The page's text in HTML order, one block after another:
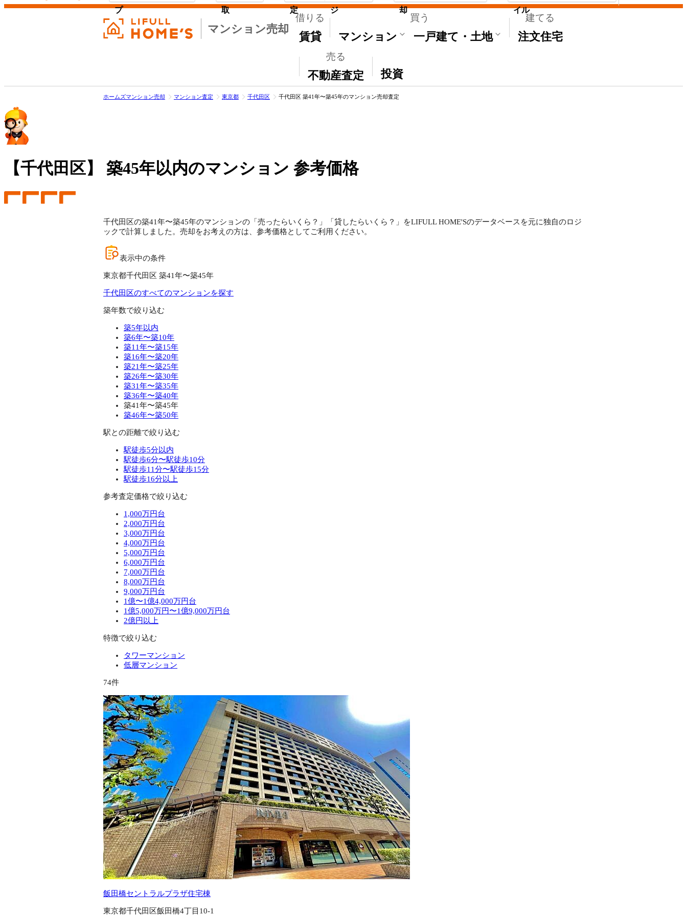
マンション売却
借りる
賃貸
買う
マンション 一戸建て・土地
建てる
注文住宅
売る
不動産査定
その他
投資
プ 取 定 ジ 却 イル
ホームズマンション売却 マンション査定 東京都 千代田区 千代田区 築41年〜築45年のマンション売却査定
【千代田区】 築45年以内のマンション 参考価格
千代田区の築41年〜築45年のマンションの「売ったらいくら？」「貸したらいくら？」をLIFULL HOME'Sのデータベースを元に独自のロジ
ックで計算しました。売却をお考えの方は、参考価格としてご利用ください。
表示中の条件
東京都千代田区 築41年〜築45年
千代田区のすべてのマンションを探す
築年数で絞り込む
築5年以内
築6年〜築10年
築11年〜築15年
築16年〜築20年
築21年〜築25年
築26年〜築30年
築31年〜築35年
築36年〜築40年
築41年〜築45年
築46年〜築50年
駅との距離で絞り込む
駅徒歩5分以内
駅徒歩6分〜駅徒歩10分
駅徒歩11分〜駅徒歩15分
駅徒歩16分以上
参考査定価格で絞り込む
1,000万円台
2,000万円台
3,000万円台
4,000万円台
5,000万円台
6,000万円台
7,000万円台
8,000万円台
9,000万円台
1億〜1億4,000万円台
1億5,000万円〜1億9,000万円台
2億円以上
特徴で絞り込む
タワーマンション
低層マンション
74件
飯田橋セントラルプラザ住宅棟
東京都千代田区飯田橋4丁目10-1